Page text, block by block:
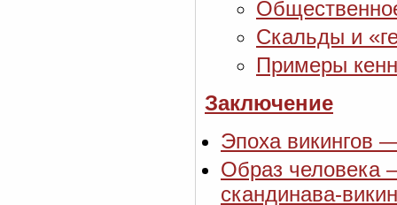
Скальды и
Примеры
Заключение
Эпоха викингов
Образ человека
скандинава-